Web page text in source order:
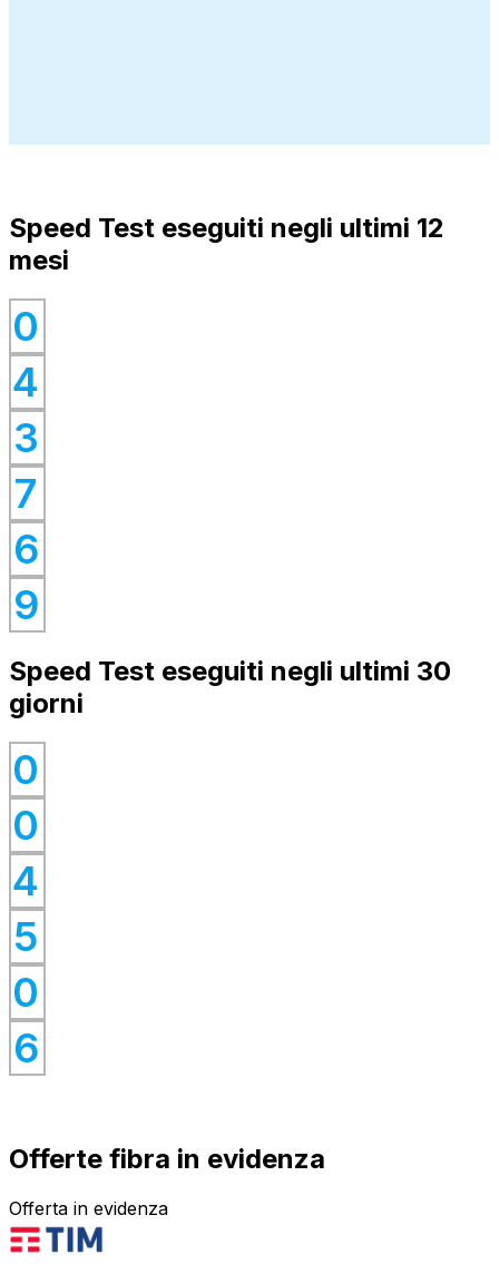
Speed Test eseguiti negli ultimi 12
mesi
0
0
4
0
3
0
7
0
6
0
9
0
Speed Test eseguiti negli ultimi 30
giorni
0
0
0
0
4
0
5
0
0
0
6
0
Offerte fibra in evidenza
Offerta in evidenza